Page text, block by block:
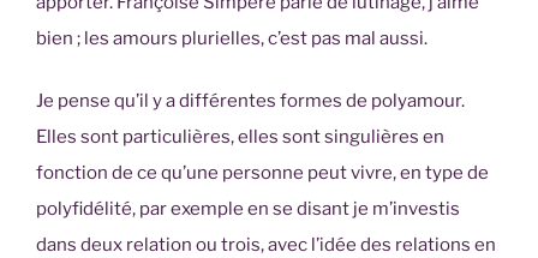
bien ; les amours plurielles, c’est pas mal aussi.
Je pense qu’il y a différentes formes de polyamour.
Elles sont particulières, elles sont singulières en
fonction de ce qu’une personne peut vivre, en type de
polyfidélité, par exemple en se disant je m’investis
dans deux relation ou trois, avec l’idée des relations en